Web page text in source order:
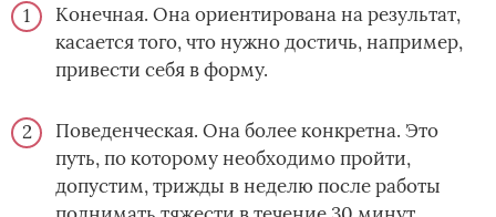
Конечная. Она ориентирована на результат,
касается того, что нужно достичь, например,
привести себя в форму.
Поведенческая. Она более конкретна. Это
путь, по которому необходимо пройти,
допустим, трижды в неделю после работы